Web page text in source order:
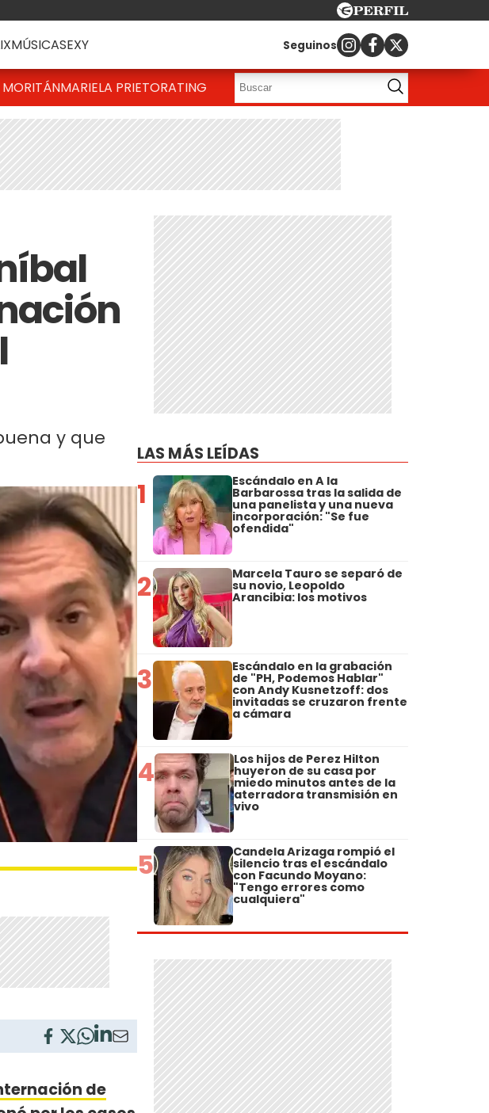
MÚSICASEXY Seguinos
MARIELA PRIETORATING
y que
de
LAS MÁS LEÍDAS
1 Escándalo en A la
Barbarossa tras la salida de
una panelista y una nueva
incorporación: "Se fue
ofendida"
2 Marcela Tauro se separó de
su novio, Leopoldo
Arancibia: los motivos
3 Escándalo en la grabación
de "PH, Podemos Hablar"
con Andy Kusnetzoff: dos
invitadas se cruzaron frente
a cámara
4 Los hijos de Perez Hilton
huyeron de su casa por
miedo minutos antes de la
aterradora transmisión en
vivo
5 Candela Arizaga rompió el
silencio tras el escándalo
con Facundo Moyano:
"Tengo errores como
cualquiera"